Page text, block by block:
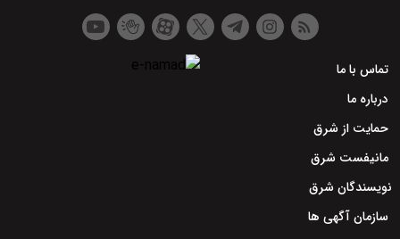
تماس با ما
درباره ما
حمایت از شرق
مانیفست شرق
نویسندگان شرق
سازمان آگهی ها